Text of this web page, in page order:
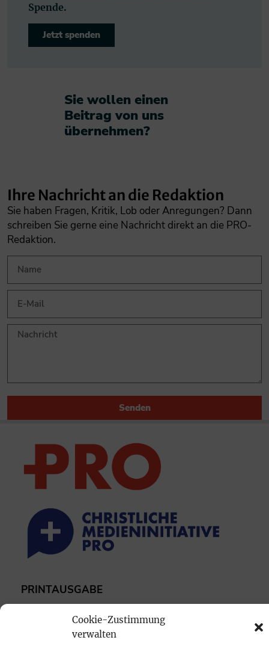
Cookie-Zustimmung
verwalten
Spende.
Jetzt spenden
Sie wollen einen
Beitrag von uns
übernehmen?​
Ihre Nachricht an die Redaktion
Sie haben Fragen, Kritik, Lob oder Anregungen? Dann
schreiben Sie gerne eine Nachricht direkt an die PRO-
Redaktion.
Senden
PRINTAUSGABE